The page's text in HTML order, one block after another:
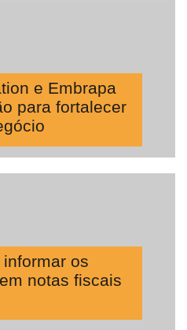
e Embrapa
para fortalecer
os
notas fiscais